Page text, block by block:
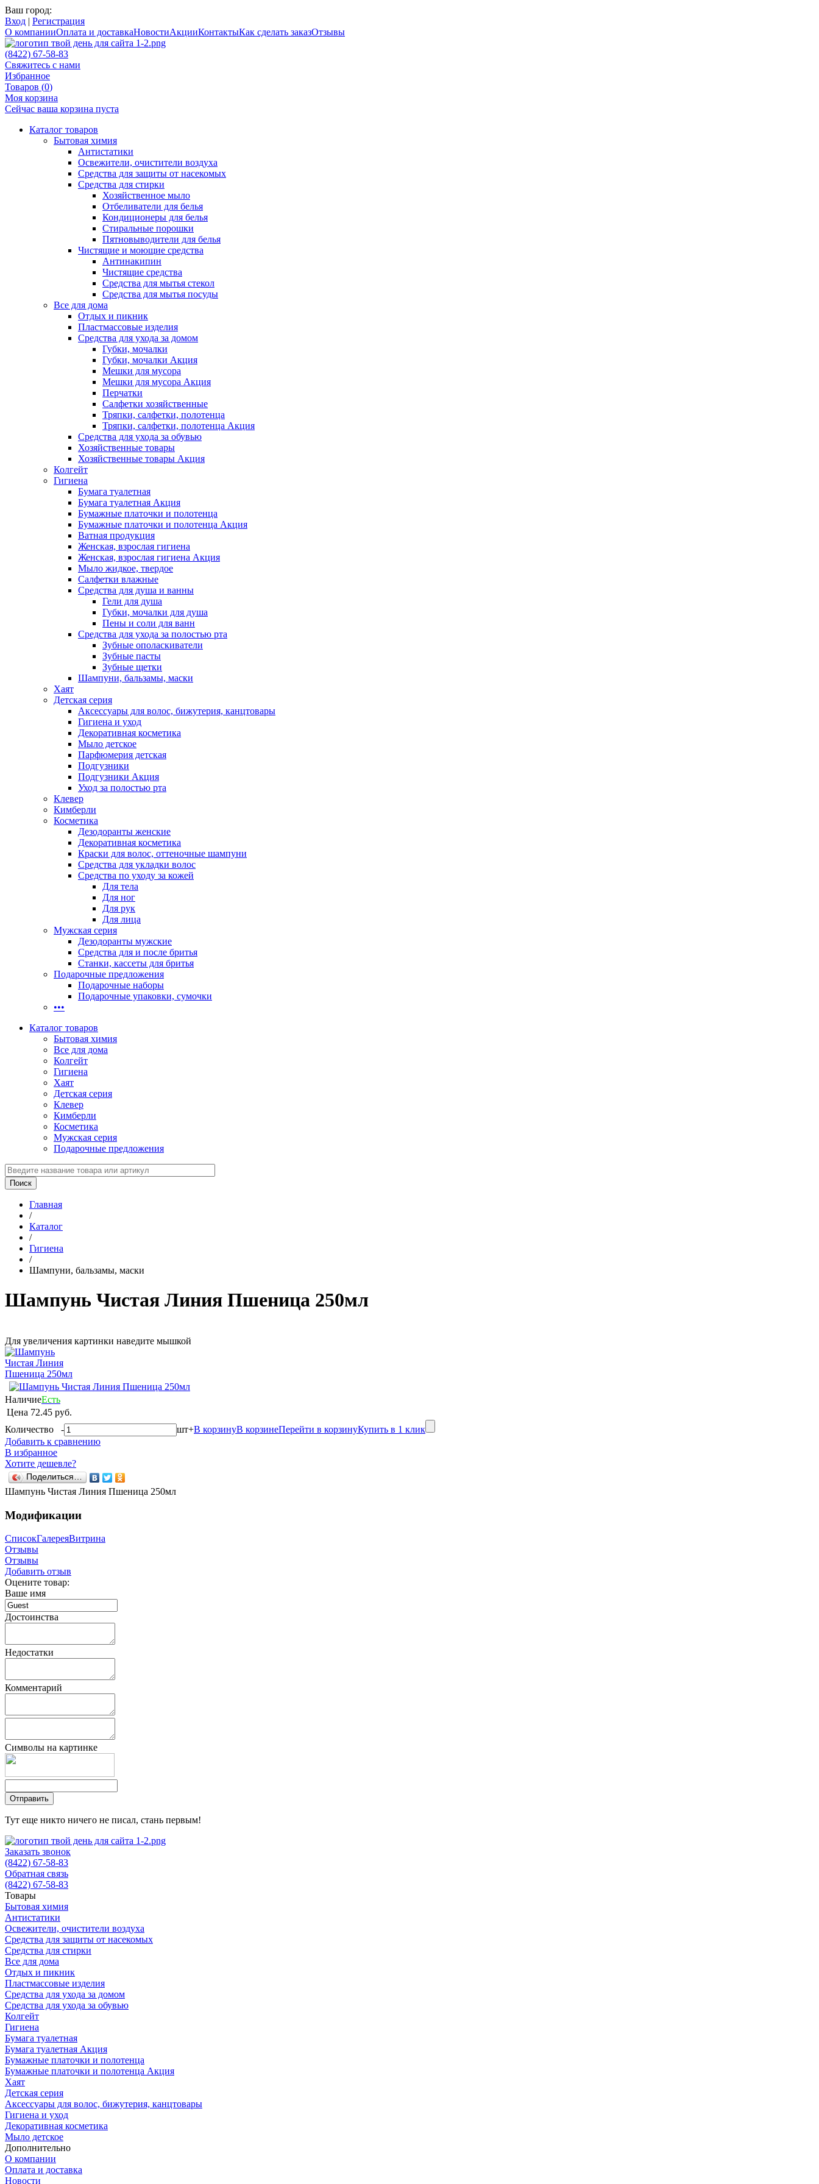
Ваш город:
Вход | Регистрация
О компанииОплата и доставкаНовостиАкцииКонтактыКак сделать заказОтзывы
(8422) 67-58-83
Свяжитесь с нами
Избранное
Товаров (0)
Моя корзина
Сейчас ваша корзина пуста
Каталог товаров
Бытовая химия
Антистатики
Освежители, очистители воздуха
Средства для защиты от насекомых
Средства для стирки
Хозяйственное мыло
Отбеливатели для белья
Кондиционеры для белья
Стиральные порошки
Пятновыводители для белья
Чистящие и моющие средства
Антинакипин
Чистящие средства
Средства для мытья стекол
Средства для мытья посуды
Все для дома
Отдых и пикник
Пластмассовые изделия
Средства для ухода за домом
Губки, мочалки
Губки, мочалки Акция
Мешки для мусора
Мешки для мусора Акция
Перчатки
Салфетки хозяйственные
Тряпки, салфетки, полотенца
Тряпки, салфетки, полотенца Акция
Средства для ухода за обувью
Хозяйственные товары
Хозяйственные товары Акция
Колгейт
Гигиена
Бумага туалетная
Бумага туалетная Акция
Бумажные платочки и полотенца
Бумажные платочки и полотенца Акция
Ватная продукция
Женская, взрослая гигиена
Женская, взрослая гигиена Акция
Мыло жидкое, твердое
Салфетки влажные
Средства для душа и ванны
Гели для душа
Губки, мочалки для душа
Пены и соли для ванн
Средства для ухода за полостью рта
Зубные ополаскиватели
Зубные пасты
Зубные щетки
Шампуни, бальзамы, маски
Хаят
Детская серия
Аксессуары для волос, бижутерия, канцтовары
Гигиена и уход
Декоративная косметика
Мыло детское
Парфюмерия детская
Подгузники
Подгузники Акция
Уход за полостью рта
Клевер
Кимберли
Косметика
Дезодоранты женские
Декоративная косметика
Краски для волос, оттеночные шампуни
Средства для укладки волос
Средства по уходу за кожей
Для тела
Для ног
Для рук
Для лица
Мужская серия
Дезодоранты мужские
Средства для и после бритья
Станки, кассеты для бритья
Подарочные предложения
Подарочные наборы
Подарочные упаковки, сумочки
•••
Каталог товаров
Бытовая химия
Все для дома
Колгейт
Гигиена
Хаят
Детская серия
Клевер
Кимберли
Косметика
Мужская серия
Подарочные предложения
Главная
/
Каталог
/
Гигиена
/
Шампуни, бальзамы, маски
Шампунь Чистая Линия Пшеница 250мл
Для увеличения картинки наведите мышкой
НаличиеЕсть
Цена 72.45 руб.
Количество - шт+В корзинуВ корзинеПерейти в корзинуКупить в 1 клик
Добавить к сравнению
В избранное
Хотите дешевле?
Поделиться…
Шампунь Чистая Линия Пшеница 250мл
Модификации
СписокГалереяВитрина
Отзывы
Отзывы
Добавить отзыв
Оцените товар:
Ваше имя
Достоинства
Недостатки
Комментарий
Символы на картинке
Тут еще никто ничего не писал, стань первым!
Заказать звонок
(8422) 67-58-83
Обратная связь
(8422) 67-58-83
Товары
Бытовая химия
Антистатики
Освежители, очистители воздуха
Средства для защиты от насекомых
Средства для стирки
Все для дома
Отдых и пикник
Пластмассовые изделия
Средства для ухода за домом
Средства для ухода за обувью
Колгейт
Гигиена
Бумага туалетная
Бумага туалетная Акция
Бумажные платочки и полотенца
Бумажные платочки и полотенца Акция
Хаят
Детская серия
Аксессуары для волос, бижутерия, канцтовары
Гигиена и уход
Декоративная косметика
Мыло детское
Дополнительно
О компании
Оплата и доставка
Новости